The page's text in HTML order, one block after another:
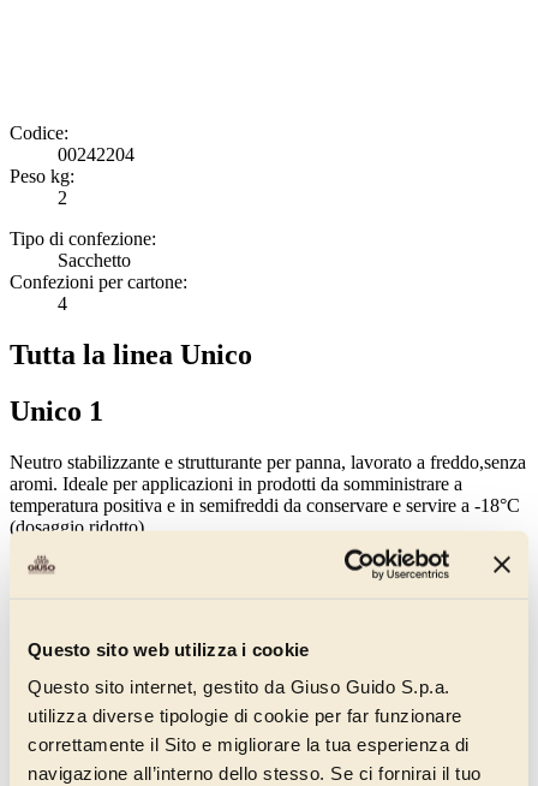
Questo sito web utilizza i cookie
Questo sito internet, gestito da Giuso Guido S.p.a.
utilizza diverse tipologie di cookie per far funzionare
correttamente il Sito e migliorare la tua esperienza di
navigazione all’interno dello stesso. Se ci fornirai il tuo
Codice:
00242204
Peso kg:
2
Tipo di confezione:
Sacchetto
Confezioni per cartone:
4
Tutta la linea Unico
Unico 1
Neutro stabilizzante e strutturante per panna, lavorato a freddo,senza
aromi. Ideale per applicazioni in prodotti da somministrare a
temperatura positiva e in semifreddi da conservare e servire a -18°C
(dosaggio ridotto).
Senza derivati del Latte Aggiunti
Guarda anche